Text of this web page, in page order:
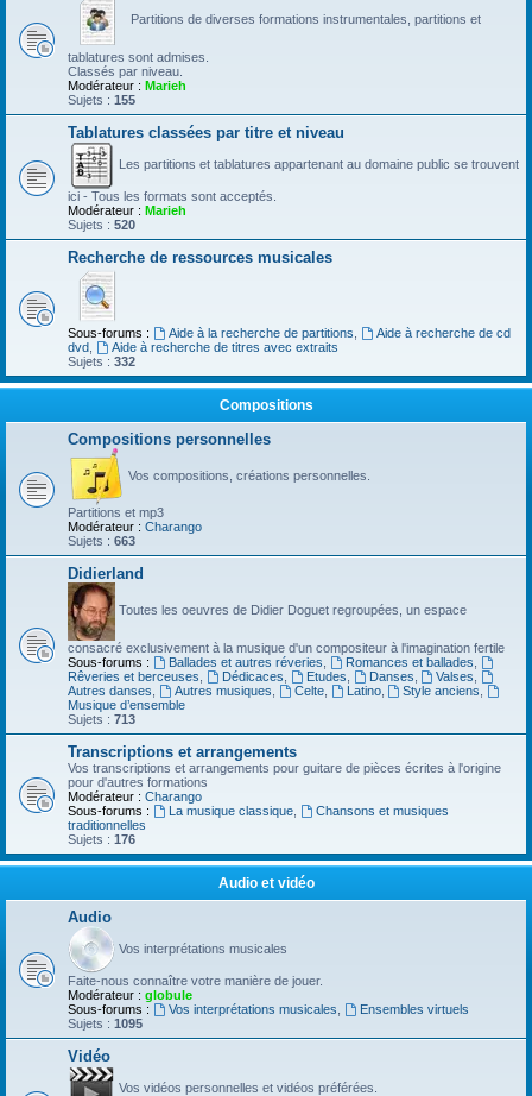
Partitions de diverses formations instrumentales, partitions et
tablatures sont admises.
Classés par niveau.
Modérateur : Marieh
Sujets : 155
Tablatures classées par titre et niveau
Les partitions et tablatures appartenant au domaine public se trouvent
ici - Tous les formats sont acceptés.
Modérateur : Marieh
Sujets : 520
Recherche de ressources musicales
Sous-forums : Aide à la recherche de partitions
Aide à recherche de cd
dvd
Aide à recherche de titres avec extraits
Sujets : 332
Compositions
Compositions personnelles
Vos compositions, créations personnelles.
Partitions et mp3
Modérateur : Charango
Sujets : 663
Didierland
Toutes les oeuvres de Didier Doguet regroupées, un espace
consacré exclusivement à la musique d'un compositeur à l'imagination fertile
Sous-forums :
Ballades et autres réveries Romances et ballades
Rêveries et berceuses
Dédicaces Etudes Danses Valses
Autres danses
Autres musiques Celte, Latino, Style anciens
Musique d’ensemble
Sujets : 713
Transcriptions et arrangements
Vos transcriptions et arrangements pour guitare de pièces écrites à l'origine
pour d'autres formations
Modérateur : Charango
Sous-forums :
La musique classique,
Chansons et musiques
traditionnelles
Sujets : 176
Audio et vidéo
Audio
Vos interprétations musicales
Faite-nous connaître votre manière de jouer.
Modérateur : globule
Sous-forums :
Vos interprétations musicales
Ensembles virtuels
Sujets : 1095
Vidéo
Vos vidéos personnelles et vidéos préférées.